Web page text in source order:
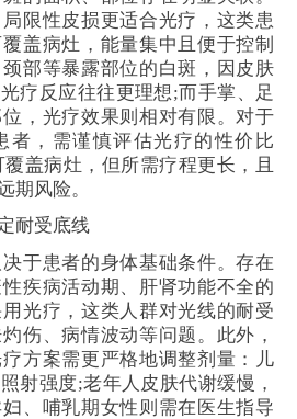
限性皮损更适合光疗，这类患
盖病灶，能量集中且便于控制
部等暴露部位的白斑，因皮肤
疗反应往往更理想;而手掌、足
，光疗效果则相对有限。对于
者，需谨慎评估光疗的性价比
盖病灶，但所需疗程更长，且
期风险。
耐受底线
患者的身体基础条件。存在
疾病活动期、肝肾功能不全的
光疗，这类人群对光线的耐受
伤、病情波动等问题。此外，
方案需更严格地调整剂量：儿
射强度;老年人皮肤代谢缓慢，
、哺乳期女性则需在医生指导